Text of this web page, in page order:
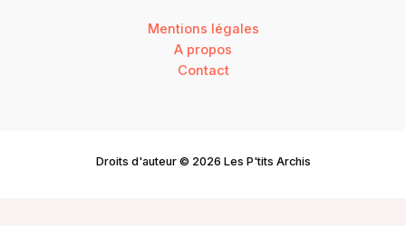
Mentions légales
A propos
Contact
Droits d'auteur © 2026 Les P'tits Archis